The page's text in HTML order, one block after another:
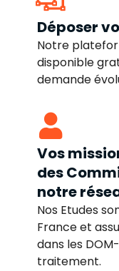
Déposer
Notre
disponible
demande
Vos
des
notre
Nos Etudes
France et
dans les
traitement.